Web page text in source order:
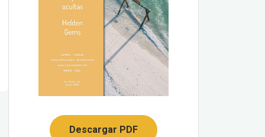
Descargar PDF